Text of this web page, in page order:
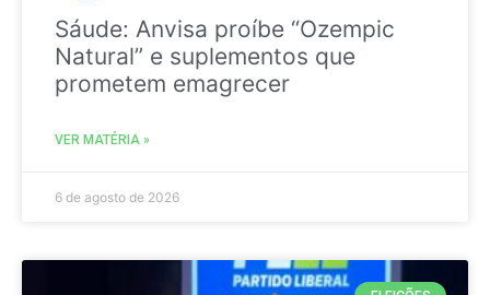
Sáude: Anvisa proíbe “Ozempic
Natural” e suplementos que
prometem emagrecer
VER MATÉRIA »
6 de agosto de 2026